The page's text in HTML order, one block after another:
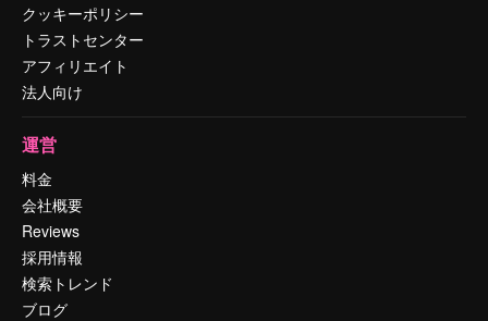
クッキーポリシー
トラストセンター
アフィリエイト
法人向け
運営
料金
会社概要
Reviews
採用情報
検索トレンド
ブログ